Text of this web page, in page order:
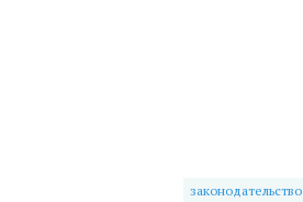
законодательство